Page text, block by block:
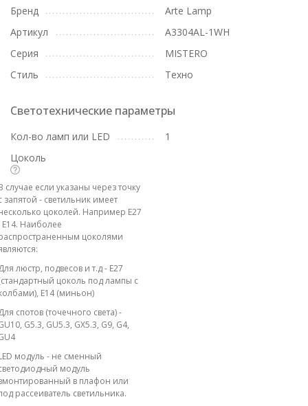
Бренд
Arte Lamp
Артикул
A3304AL-1WH
Серия
MISTERO
Стиль
Техно
Светотехнические параметры
Кол-во ламп или LED
1
Цоколь
случае если указаны через точку
запятой - светильник имеет
цоколей. Например E27
E14. Наиболее
цоколями
люстр, подвесов и т.д - E27
цоколь под лампы с
E14 (миньон)
спотов (точечного света) -
G5.3, GU5.3, GX5.3, G9, G4,
модуль - не сменный
модуль
в плафон или
рассеиватель светильника.